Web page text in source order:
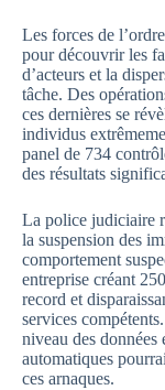
Les forces de
pour découvrir les
d’acteurs et la
tâche. Des
ces dernières se
individus
panel de 734
des résultats
La police judiciaire
la suspension des
comportement
entreprise créant
record et
services
niveau des données
automatiques
ces arnaques.